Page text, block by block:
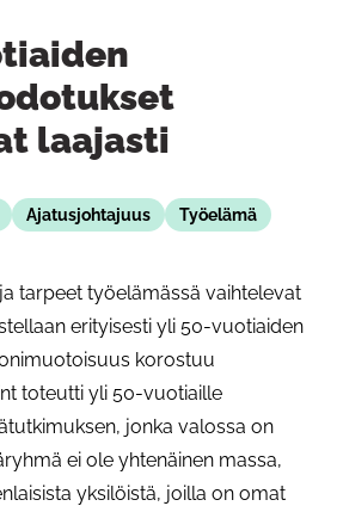
laajasti
Ajatusjohtajuus Työelämä
tarpeet työelämässä vaihtelevat
erityisesti yli 50-vuotiaiden
korostuu
toteutti yli 50-vuotiaille
jonka valossa on
ei ole yhtenäinen massa,
yksilöistä, joilla on omat